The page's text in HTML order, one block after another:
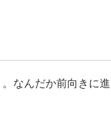
なんだか前向きに進